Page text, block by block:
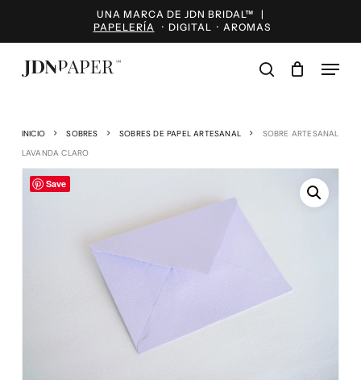
content
UNA MARCA DE JDN BRIDAL™ |
PAPELERÍA · DIGITAL · AROMAS
Menu
INICIO SOBRES SOBRES DE PAPEL ARTESANAL
SOBRE ARTESANAL
LAVANDA CLARO
Save